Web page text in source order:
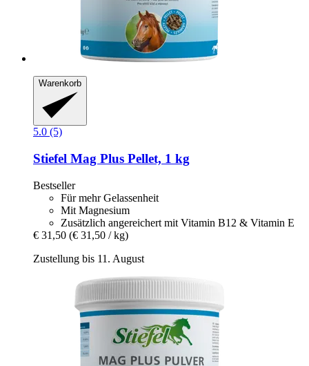
Warenkorb
5.0 (5)
Stiefel Mag Plus Pellet, 1 kg
Bestseller
Für mehr Gelassenheit
Mit Magnesium
Zusätzlich angereichert mit Vitamin B12 & Vitamin E
€ 31,50 (€ 31,50 / kg)
Zustellung bis 11. August